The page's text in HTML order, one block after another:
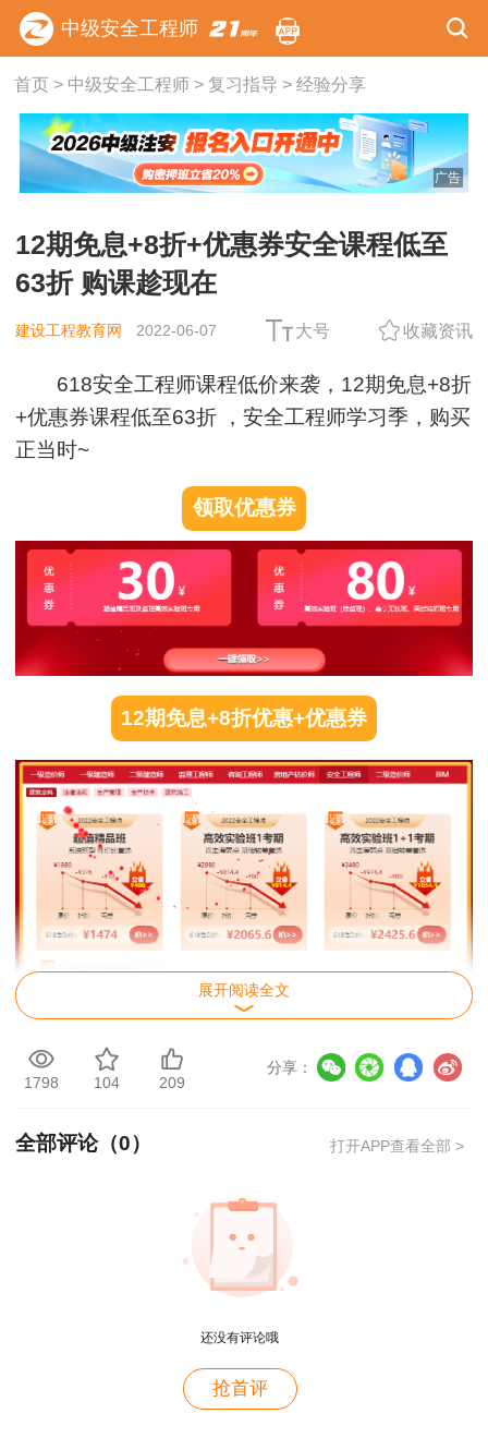
中级安全工程师
首页> 中级安全工程师> 复习指导 > 经验分享
广告
12期免息+8折+优惠券安全课程低至
63折 购课趁现在
建设工程教育网 2022-06-07 大号 收藏资讯
618安全工程师课程低价来袭，12期免息+8折
+优惠券课程低至63折 ，安全工程师学习季，购买
正当时~
领取优惠券
12期免息+8折优惠+优惠券
三种班型任你选择，
超值精品班、高效实验班、尊
呢？赶紧行动起来！
点击进入主会场>>
展开阅读全文
1798 104 209
分享：
全部评论（0） 打开APP查看全部 >
还没有评论哦
抢首评